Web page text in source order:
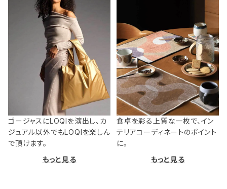
ゴージャスにLOQIを演出し、カ
ジュアル以外でもLOQIを楽しん
で頂けます。
もっと見る
食卓を彩る上質な一枚で、イン
テリアコーディネートのポイント
に。
もっと見る